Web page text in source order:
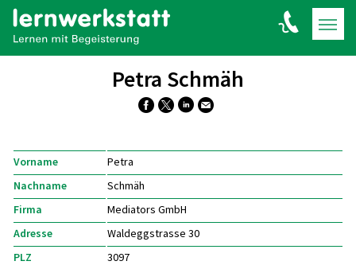
Petra Schmäh
Vorname
Petra
Nachname
Schmäh
Firma
Mediators GmbH
Adresse
Waldeggstrasse 30
PLZ
3097